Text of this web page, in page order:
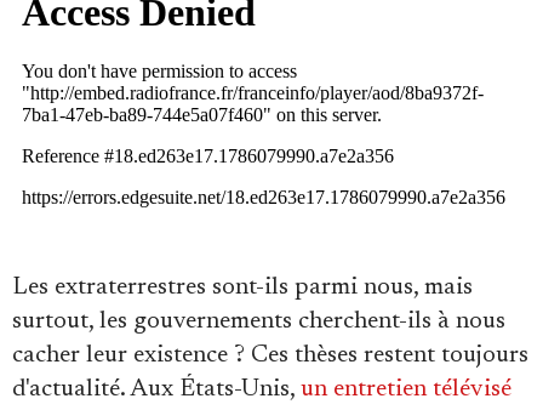
Les extraterrestres sont-ils parmi nous, mais
surtout, les gouvernements cherchent-ils à nous
cacher leur existence ? Ces thèses restent toujours
d'actualité. Aux États-Unis, un entretien télévisé